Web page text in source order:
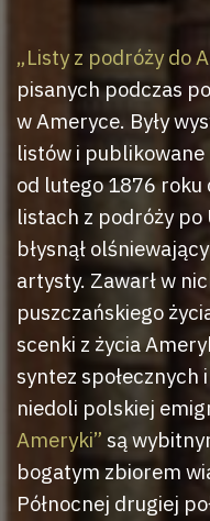
„Listy z podróży do
pisanych podczas
w Ameryce. Były
listów i publikowane
od lutego 1876 roku
listach z podróży po
błysnął
artysty. Zawarł w
puszczańskiego
scenki z życia
syntez społecznych
niedoli polskiej
Ameryki” są
bogatym zbiorem
Północnej drugiej